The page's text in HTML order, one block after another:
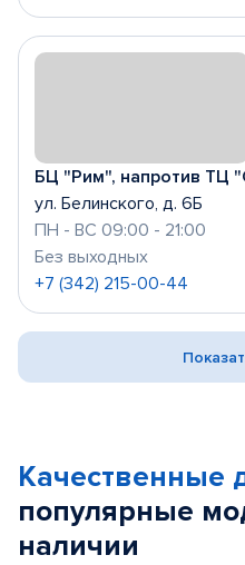
БЦ "Рим", напротив ТЦ
ул. Белинского, д. 6Б
ПН - ВС 09:00 - 21:00
Без выходных
+7 (342) 215-00-44
Качественные
популярные
наличии